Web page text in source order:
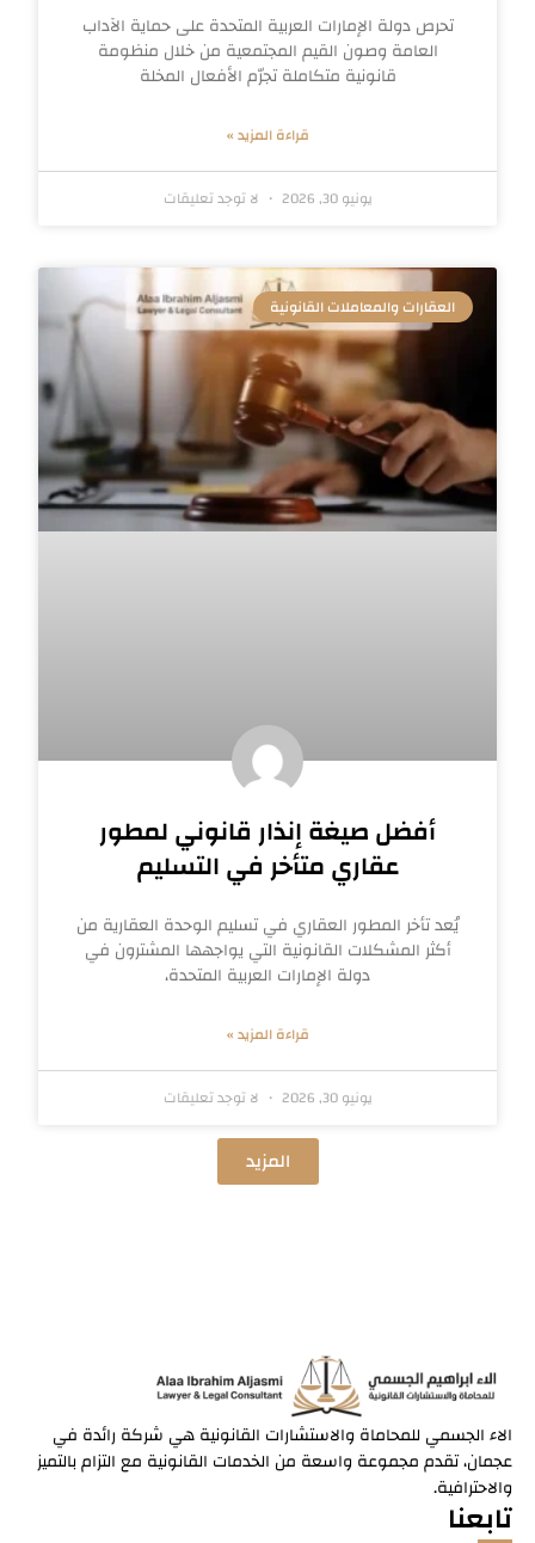
تحرص دولة الإمارات العربية المتحدة على حماية الآداب
العامة وصون القيم المجتمعية من خلال منظومة
قانونية متكاملة تجرّم الأفعال المخلة
قراءة المزيد »
يونيو 30, 2026 لا توجد تعليقات
العقارات والمعاملات القانونية
أفضل صيغة إنذار قانوني لمطور
عقاري متأخر في التسليم
يُعد تأخر المطور العقاري في تسليم الوحدة العقارية من
أكثر المشكلات القانونية التي يواجهها المشترون في
دولة الإمارات العربية المتحدة،
قراءة المزيد »
يونيو 30, 2026 لا توجد تعليقات
المزيد
الاء الجسمي للمحاماة والاستشارات القانونية هي شركة رائدة في
عجمان، تقدم مجموعة واسعة من الخدمات القانونية مع التزام بالتميز
والاحترافية.
تابعنا